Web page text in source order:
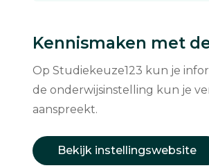
Kennismaken met
Op Studiekeuze123 kun je
de onderwijsinstelling kun je
aanspreekt.
Bekijk instellingswebsite